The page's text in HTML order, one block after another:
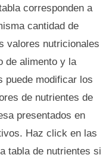
corresponden a
cantidad de
valores nutricionales
de alimento y la
puede modificar los
de nutrientes de
presentados en
Haz click en las
tabla de nutrientes si